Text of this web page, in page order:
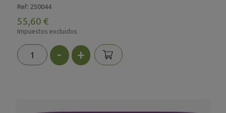
Ref: 250044
55,60 €
Impuestos excluidos
- +